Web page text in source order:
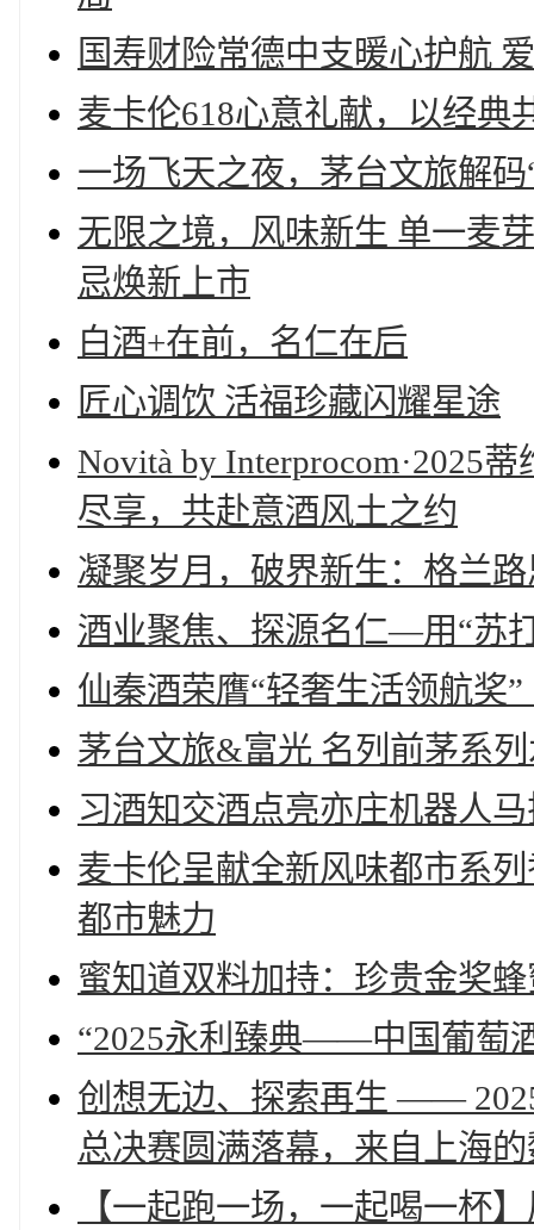
国寿财险常德中支暖心护航
麦卡伦618心意礼献，以经典
一场飞天之夜，茅台文旅解
无限之境，风味新生 单一麦
忌焕新上市
白酒+在前，名仁在后
匠心调饮 活福珍藏闪耀星途
Novità by Interprocom·2025
尽享，共赴意酒风土之约
凝聚岁月，破界新生：格兰
酒业聚焦、探源名仁—用“苏
仙秦酒荣膺“轻奢生活领航奖
茅台文旅&富光 名列前茅系
习酒知交酒点亮亦庄机器人
麦卡伦呈献全新风味都市系
都市魅力
蜜知道双料加持：珍贵金奖
“2025永利臻典——中国葡萄
创想无边、探索再生 ——
总决赛圆满落幕，来自上海
【一起跑一场，一起喝一杯